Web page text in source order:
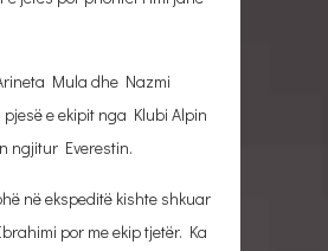
Mula dhe Nazmi
e ekipit nga Klubi Alpin
ngjitur Everestin.
në ekspeditë kishte shkuar
por me ekip tjetër. Ka